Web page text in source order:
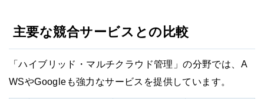
主要な競合サービスとの比較
「ハイブリッド・マルチクラウド管理」の分野では、A
WSやGoogleも強力なサービスを提供しています。